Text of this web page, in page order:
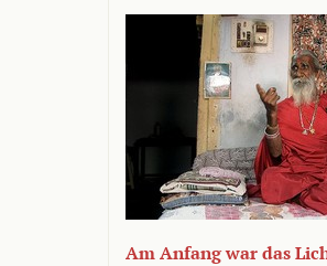
Am Anfang war das